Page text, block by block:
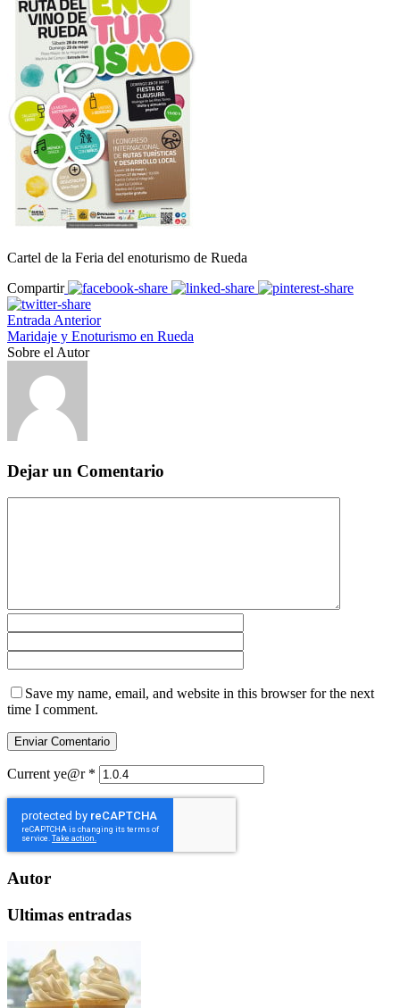
Cartel de la Feria del enoturismo de Rueda
Compartir
Entrada Anterior
Maridaje y Enoturismo en Rueda
Sobre el Autor
Dejar un Comentario
Save my name, email, and website in this browser for the next
time I comment.
Current ye@r *
Autor
Ultimas entradas